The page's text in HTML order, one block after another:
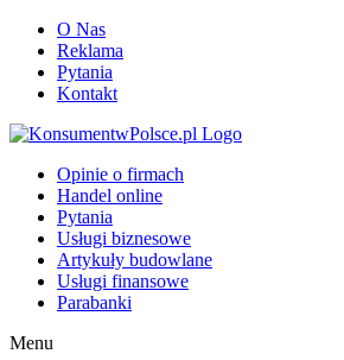
O Nas
Reklama
Pytania
Kontakt
Opinie o firmach
Handel online
Pytania
Usługi biznesowe
Artykuły budowlane
Usługi finansowe
Parabanki
Menu